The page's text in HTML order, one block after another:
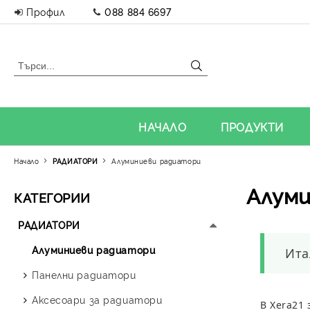
Профил 088 884 6697
НАЧАЛО ПРОДУКТИ
КАТЕГОРИИ
РАДИАТОРИ
Алуминиеви радиатори
Панелни радиатори
Аксесоари за радиатори
Начало РАДИАТОРИ Алуминиеви радиатори
ВXera21